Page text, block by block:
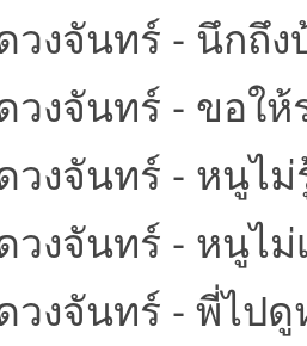
งจันทร์ - นึกถึง
วงจันทร์ - ขอให้
วงจันทร์ - หนูไม่
วงจันทร์ - หนูไม่
วงจันทร์ - พี่ไป